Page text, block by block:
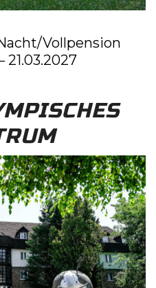
Vollpension
21.03.2027